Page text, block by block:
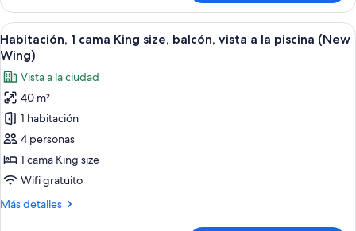
la
ciudad
(Guest
-
New
Wing)
1
cama
King
size,
balcón,
vista
a
la
ciudad
(Guest
New
Wing)
Ver
todas
las
fotos
de
Habitación,
1
cama
King
balcón,
Una habitación de hotel moderna
6
Habitación, 1 cama King size, balcón, vista a la piscina (New
Wing)
Vista a la ciudad
40 m²
1 habitación
4 personas
1 cama King size
Wifi gratuito
Más detalles
Más